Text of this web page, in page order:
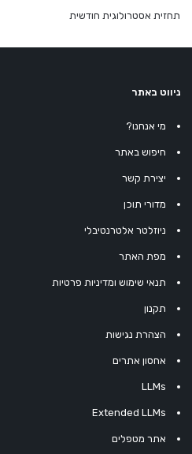
תחזית אסטרולוגית חודשית
ניווט באתר
מי אנחנו?
חיפוש באתר
יצירת קשר
מדורי תוכן
ניוזלטר אלטרנטיבלי
מפת האתר
תנאי שימוש ומדיניות פרטיות
תקנון
הצהרת נגישות
אחסון אתרים
LLMs
Extended LLMs
אתר מטפלים